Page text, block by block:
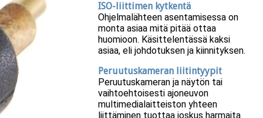
ISO-liittimen kytkentä
Ohjelmalähteen asentamisessa on
monta asiaa mitä pitää ottaa
huomioon. Käsittelentässä kaksi
asiaa, eli johdotuksen ja kiinnityksen.
Peruutuskameran liitintyypit
Peruutuskameran ja näytön tai
vaihtoehtoisesti ajoneuvon
multimedialaitteiston yhteen
liittäminen tuottaa joskus harmaita